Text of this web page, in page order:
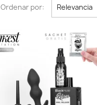
Ordenar por: Relevancia